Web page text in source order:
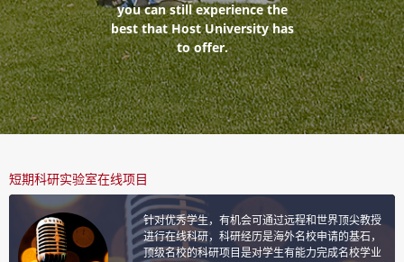
you can still experience the
best that Host University has
to offer.
短期科研实验室在线项目
针对优秀学生，有机会可通过远程和世界顶尖教授
进行在线科研，科研经历是海外名校申请的基石，
顶级名校的科研项目是对学生有能力完成名校学业